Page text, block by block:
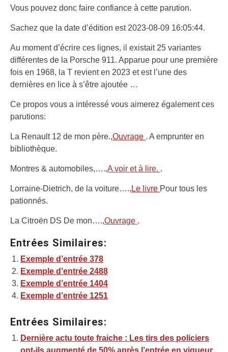
Vous pouvez donc faire confiance à cette parution.
Sachez que la date d’édition est 2023-08-09 16:05:44.
Au moment d’écrire ces lignes, il existait 25 variantes
différentes de la Porsche 911. Apparue pour une première
fois en 1968, la T revient en 2023 et est l’une des
dernières en lice à s’être ajoutée …
Ce propos vous a intéressé vous aimerez également ces
parutions:
La Renault 12 de mon père.,Ouvrage . A emprunter en
bibliothèque.
Montres & automobiles,….,A voir et à lire. .
Lorraine-Dietrich, de la voiture…., Le livre Pour tous les
pationnés.
La Citroën DS De mon….,Ouvrage .
Entrées Similaires:
Exemple d’entrée 378
Exemple d’entrée 2488
Exemple d’entrée 1404
Exemple d’entrée 1251
Entrées Similaires:
Dernière actu toute fraiche : Les tirs des policiers
ont-ils augmenté de 50% après l’entrée en vigueur